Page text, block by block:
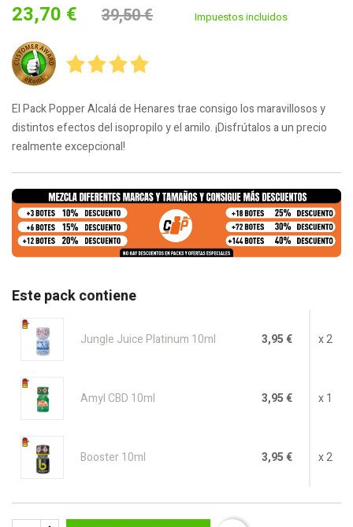
23,70 € 39,50 € Impuestos incluidos
El Pack Popper Alcalá de Henares trae consigo los maravillosos y
distintos efectos del isopropilo y el amilo. ¡Disfrútalos a un precio
realmente excepcional!
Este pack contiene
Jungle Juice Platinum 10ml 3,95 € x 2
Amyl CBD 10ml 3,95 € x 1
Booster 10ml 3,95 € x 2